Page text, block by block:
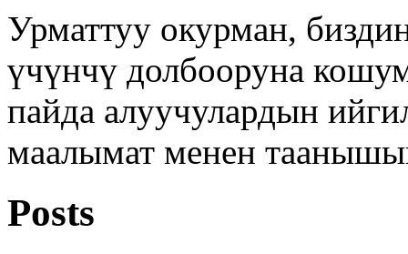
Урматтуу окурман,
үчүнчү долбооруна
пайда алуучулардын
маалымат менен
Posts